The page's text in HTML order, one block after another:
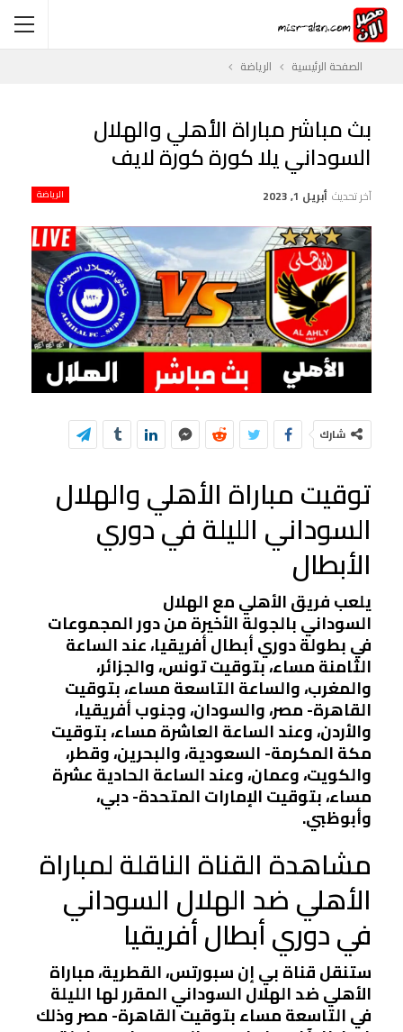
الصفحة الرئيسية الرياضة
بث مباشر مباراة الأهلي والهلال
السوداني يلا كورة كورة لايف
الرياضة آخر تحديث أبريل 1, 2023
شارك
توقيت مباراة الأهلي والهلال
السوداني الليلة في دوري
الأبطال
يلعب فريق الأهلي مع الهلال
السوداني بالجولة الأخيرة من دور المجموعات
في بطولة دوري أبطال أفريقيا، عند الساعة
الثامنة مساء، بتوقيت تونس، والجزائر،
والمغرب، والساعة التاسعة مساء، بتوقيت
القاهرة- مصر، والسودان، وجنوب أفريقيا،
والأردن، وعند الساعة العاشرة مساء، بتوقيت
مكة المكرمة- السعودية، والبحرين، وقطر،
والكويت، وعمان، وعند الساعة الحادية عشرة
مساء، بتوقيت الإمارات المتحدة- دبي،
وأبوظبي.
مشاهدة القناة الناقلة لمباراة
الأهلي ضد الهلال السوداني
في دوري أبطال أفريقيا
ستنقل قناة بي إن سبورتس، القطرية، مباراة
الأهلي ضد الهلال السوداني المقرر لها الليلة
في التاسعة مساء بتوقيت القاهرة- مصر وذلك